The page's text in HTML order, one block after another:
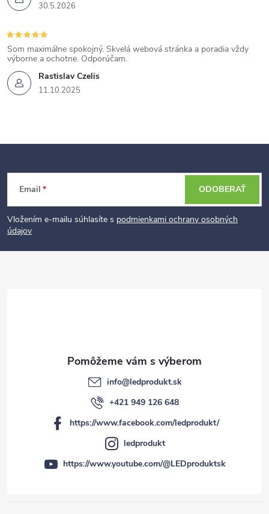
30.5.2026
Rastislav Czelis
11.10.2025
Som maximálne spokojný. Skvelá webová stránka a poradia vždy
výborne a ochotne. Odporúčam.
t
Email
Vložením e-mailu súhlasíte s podmienkami ochrany osobných
údajov
ODOBERAŤ
info@ledprodukt.sk
+421 949 126 648
https://www.facebook.com/ledprodukt/
ledprodukt
https://www.youtube.com/@LEDproduktsk